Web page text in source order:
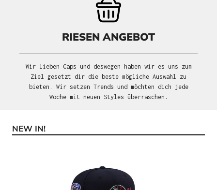
RIESEN ANGEBOT
Wir lieben Caps und deswegen haben wir es uns zum
Ziel gesetzt dir die beste mögliche Auswahl zu
bieten. Wir setzen Trends und möchten dich jede
Woche mit neuen Styles überraschen.
Produktgalerie überspringen
NEW IN!